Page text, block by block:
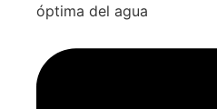
óptima del agua